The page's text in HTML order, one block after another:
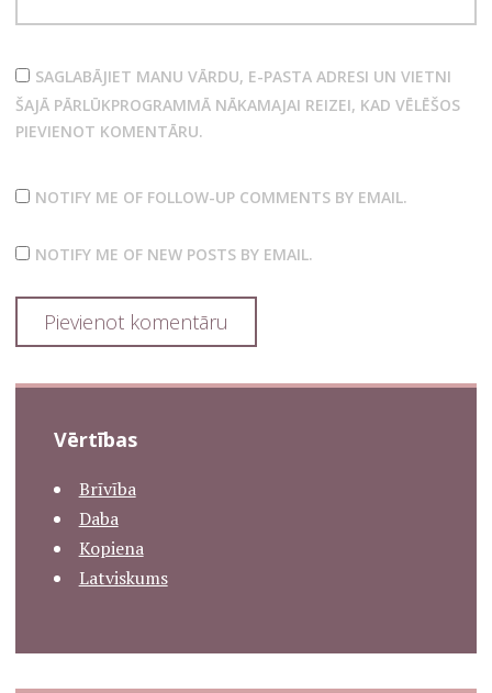
SAGLABĀJIET MANU VĀRDU, E-PASTA ADRESI UN VIETNI
ŠAJĀ PĀRLŪKPROGRAMMĀ NĀKAMAJAI REIZEI, KAD VĒLĒŠOS
PIEVIENOT KOMENTĀRU.
NOTIFY ME OF FOLLOW-UP COMMENTS BY EMAIL.
NOTIFY ME OF NEW POSTS BY EMAIL.
Vērtības
Brīvība
Daba
Kopiena
Latviskums